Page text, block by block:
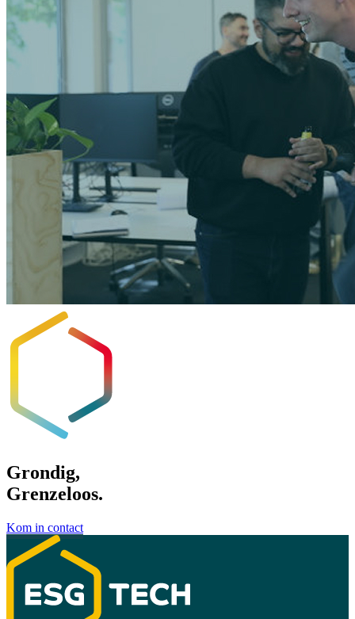
Grondig,
Grenzeloos.
Kom in contact